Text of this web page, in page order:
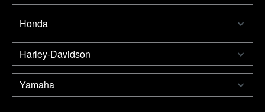
Honda
Harley-Davidson
Yamaha